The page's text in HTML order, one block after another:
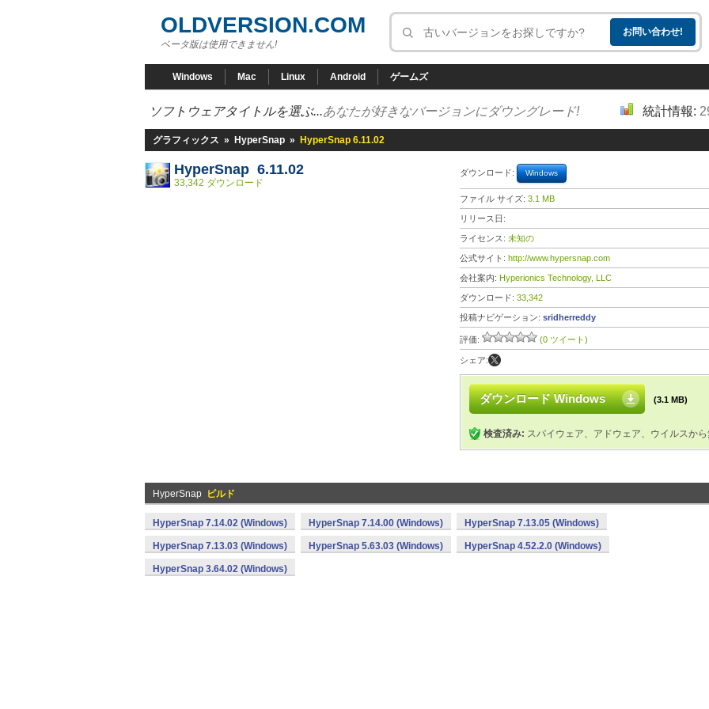
OLDVERSION.COM
ベータ版は使用できません!
Windows Mac Linux Android ゲームズ
ソフトウェアタイトルを選ぶ...あなたが好きなバージョンにダウングレード! 統計情報:
グラフィックス » HyperSnap » HyperSnap 6.11.02
HyperSnap 6.11.02
33,342 ダウンロード
ダウンロード: Windows
ファイル サイズ: 3.1 MB
リリース日:
ライセンス: 未知の
公式サイト: http://www.hypersnap.com
会社案内: Hyperionics Technology, LLC
ダウンロード: 33,342
投稿ナビゲーション: sridherreddy
評価: (0 ツイート)
シェア:
ダウンロード Windows (3.1 MB)
検査済み: スパイウェア、アドウェア、ウイルスか
HyperSnap ビルド
HyperSnap 7.14.02 (Windows) HyperSnap 7.14.00 (Windows) HyperSnap 7.13.05 (Windows)
HyperSnap 7.13.03 (Windows) HyperSnap 5.63.03 (Windows) HyperSnap 4.52.2.0 (Windows)
HyperSnap 3.64.02 (Windows)